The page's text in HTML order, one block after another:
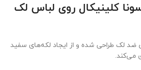
کلینیکال روی لباس لک
ضد لک طراحی شده و از ایجاد لکه‌های سفید
می‌کند.